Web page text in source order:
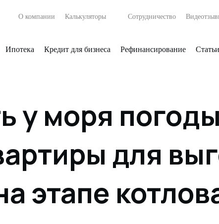
О компании Калькуляторы Сотрудничество
Ипотека Кредит для бизнеса Рефинансирование Статьи
у моря
для
этапе